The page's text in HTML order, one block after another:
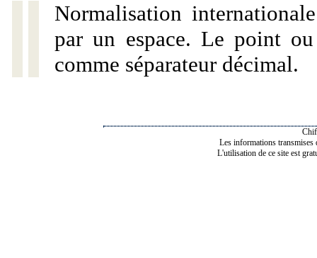
Normalisation
par un espace. Le point
comme séparateur décimal.
Les informations transmises
L'utilisation de ce site est